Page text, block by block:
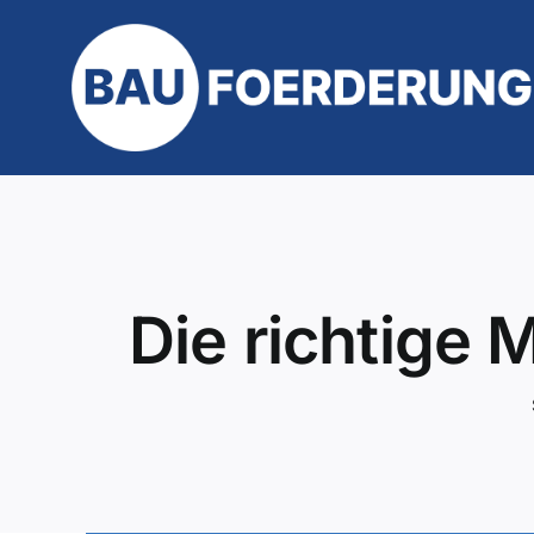
springen
Die richtige